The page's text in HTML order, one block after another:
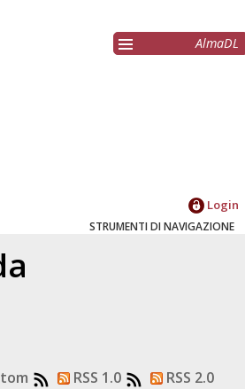
AlmaDL
Login
STRUMENTI DI NAVIGAZIONE
RSS 1.0 RSS 2.0